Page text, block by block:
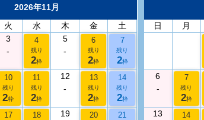
2026年11月
火 水 木 金
土
3
-
4
残り
2枠
5
-
6
残り
2枠
7
残り
2枠
10
残り
2枠
11
残り
2枠
12
-
13
残り
2枠
14
残り
2枠
17 18
19
20 21
日
月
6
-
7
残り
2枠
13
14